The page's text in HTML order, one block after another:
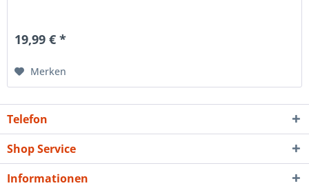
19,99 € *
Merken
Telefon
Shop Service
Informationen